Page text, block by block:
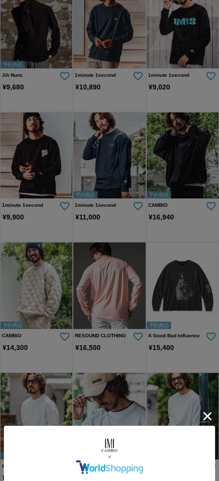
予約商品
Jih Nunc
¥9,680
1minute 1second
¥10,890
1minute 1second
¥9,020
1minute 1second
¥9,900
予約商品
1minute 1second
¥11,000
予約商品
CAMBIO
¥16,940
予約商品
CAMBIO
¥14,300
RESOUND CLOTHING
¥16,500
予約商品
A Good Bad Influence
¥15,400
予約商品
felkod
¥
felkod